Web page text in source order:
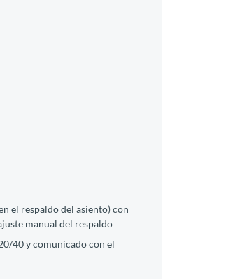
el respaldo del asiento) con
manual del respaldo
40 y comunicado con el